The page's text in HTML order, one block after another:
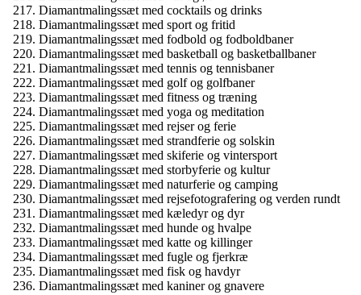
Diamantmalingssæt med cocktails og drinks
Diamantmalingssæt med sport og fritid
Diamantmalingssæt med fodbold og fodboldbaner
Diamantmalingssæt med basketball og basketballbaner
Diamantmalingssæt med tennis og tennisbaner
Diamantmalingssæt med golf og golfbaner
Diamantmalingssæt med fitness og træning
Diamantmalingssæt med yoga og meditation
Diamantmalingssæt med rejser og ferie
Diamantmalingssæt med strandferie og solskin
Diamantmalingssæt med skiferie og vintersport
Diamantmalingssæt med storbyferie og kultur
Diamantmalingssæt med naturferie og camping
Diamantmalingssæt med rejsefotografering og verden rundt
Diamantmalingssæt med kæledyr og dyr
Diamantmalingssæt med hunde og hvalpe
Diamantmalingssæt med katte og killinger
Diamantmalingssæt med fugle og fjerkræ
Diamantmalingssæt med fisk og havdyr
Diamantmalingssæt med kaniner og gnavere